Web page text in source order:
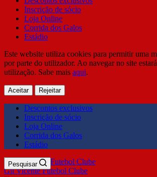
Inscrição de sócio
Loja Online
Corrida dos Galos
Estádio
Este website utiliza cookies para permitir uma
por parte do utilizador. Ao navegar no site
utilização. Sabe mais aqui.
Aceitar Rejeitar
Descontos exclusivos
Inscrição de sócio
Loja Online
Corrida dos Galos
Estádio
Gil Vicente Futebol Clube
Pesquisar